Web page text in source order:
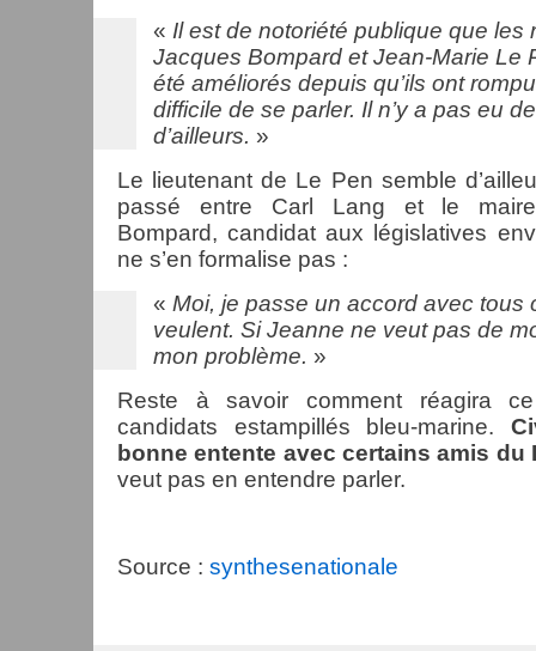
« Il est de notoriété publique que les
Jacques Bompard et Jean-Marie Le
été améliorés depuis qu’ils ont
difficile de se parler. Il n’y a pas eu
d’ailleurs. »
Le lieutenant de Le Pen semble
passé entre Carl Lang et le maire
Bompard, candidat aux législatives
ne s’en formalise pas :
« Moi, je passe un accord avec tous
veulent. Si Jeanne ne veut pas de
mon problème. »
Reste à savoir comment réagira
candidats estampillés bleu-marine.
bonne entente avec certains amis du
veut pas en entendre parler.
Source : synthesenationale